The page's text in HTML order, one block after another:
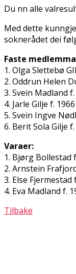
Du finn alle
Med dette
soknerådet dei
Faste
1. Olga Slettebø
2. Oddrun Helen
3. Svein Madland
4. Jarle Gilje f. 1966
5. Svein Ingve
6. Berit Sola Gilje
Varaer:
1. Bjørg Bollestad
2. Arnstein
3. Else Fjermestad
4. Eva Madland f.
Tilbake